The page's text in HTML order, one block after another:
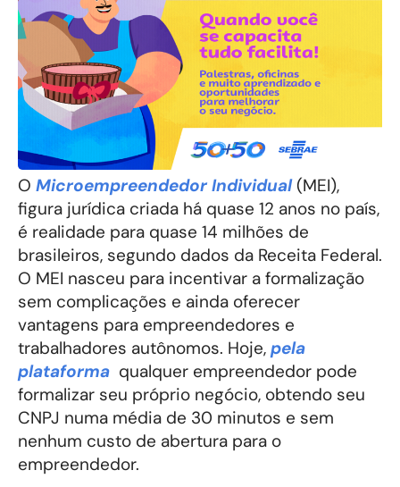
O Microempreendedor Individual(MEI),
figura jurídica criada há quase 12 anos no país,
é realidade para quase 14 milhões de
brasileiros, segundo dados da Receita Federal.
O MEI nasceu para incentivar a formalização
sem complicações e ainda oferecer
vantagens para empreendedores e
trabalhadores autônomos. Hoje, pela
plataforma qualquer empreendedor pode
formalizar seu próprio negócio, obtendo seu
CNPJ numa média de 30 minutos e sem
nenhum custo de abertura para o
empreendedor.